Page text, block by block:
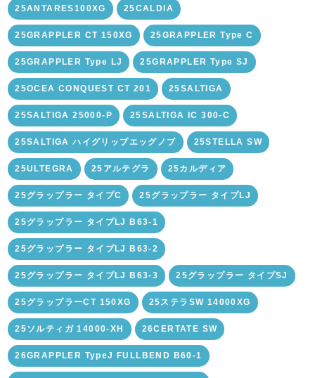
25ANTARES100XG 25CALDIA
25GRAPPLER CT 150XG 25GRAPPLER Type C
25GRAPPLER Type LJ 25GRAPPLER Type SJ
25OCEA CONQUEST CT 201 25SALTIGA
25SALTIGA 25000-P 25SALTIGA IC 300-C
25SALTIGA ハイグリップエッグノブ 25STELLA SW
25ULTEGRA 25アルテグラ 25カルディア
25グラップラー タイプC 25グラップラー タイプLJ
25グラップラー タイプLJ B63-1
25グラップラー タイプLJ B63-2
25グラップラー タイプLJ B63-3 25グラップラー タイプSJ
25グラップラーCT 150XG 25ステラSW 14000XG
25ソルティガ 14000-XH 26CERTATE SW
26GRAPPLER TypeJ FULLBEND B60-1